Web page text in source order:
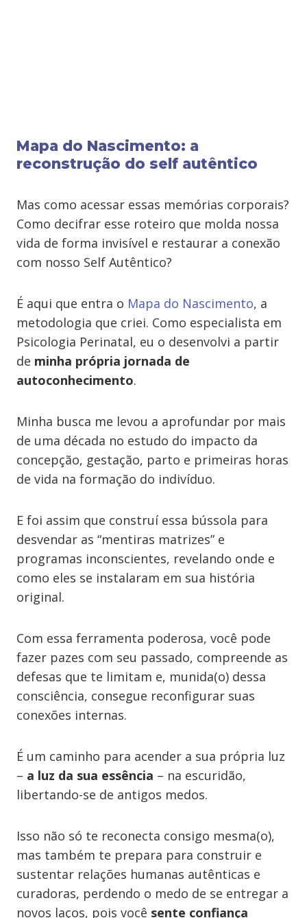
Mapa do Nascimento: a
reconstrução do self autêntico
Mas como acessar essas memórias corporais?
Como decifrar esse roteiro que molda nossa
vida de forma invisível e restaurar a conexão
com nosso Self Autêntico?
É aqui que entra o Mapa do Nascimento, a
metodologia que criei. Como especialista em
Psicologia Perinatal, eu o desenvolvi a partir
de minha própria jornada de
autoconhecimento.
Minha busca me levou a aprofundar por mais
de uma década no estudo do impacto da
concepção, gestação, parto e primeiras horas
de vida na formação do indivíduo.
E foi assim que construí essa bússola para
desvendar as “mentiras matrizes” e
programas inconscientes, revelando onde e
como eles se instalaram em sua história
original.
Com essa ferramenta poderosa, você pode
fazer pazes com seu passado, compreende as
defesas que te limitam e, munida(o) dessa
consciência, consegue reconfigurar suas
conexões internas.
É um caminho para acender a sua própria luz
– a luz da sua essência – na escuridão,
libertando-se de antigos medos.
Isso não só te reconecta consigo mesma(o),
mas também te prepara para construir e
sustentar relações humanas autênticas e
curadoras, perdendo o medo de se entregar a
novos laços, pois você sente confiança